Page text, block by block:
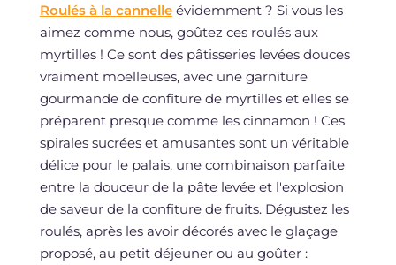
Roulés à la cannelleévidemment ? Si vous les
aimez comme nous, goûtez ces roulés aux
myrtilles ! Ce sont des pâtisseries levées douces
vraiment moelleuses, avec une garniture
gourmande de confiture de myrtilles et elles se
préparent presque comme les cinnamon ! Ces
spirales sucrées et amusantes sont un véritable
délice pour le palais, une combinaison parfaite
entre la douceur de la pâte levée et l'explosion
de saveur de la confiture de fruits. Dégustez les
roulés, après les avoir décorés avec le glaçage
proposé, au petit déjeuner ou au goûter :